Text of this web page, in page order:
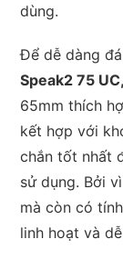
dùng.
Để dễ dàng
Speak2 75
65mm thích
kết hợp với
chắn tốt nhất
sử dụng. Bởi
mà còn có
linh hoạt và